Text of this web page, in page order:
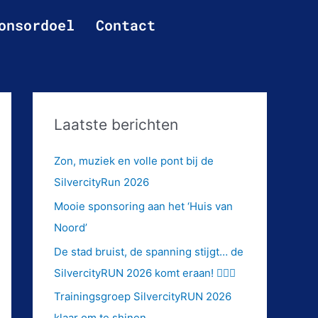
Contact
Laatste berichten
Zon, muziek en volle pont bij de
SilvercityRun 2026
Mooie sponsoring aan het ‘Huis van
Noord’
De stad bruist, de spanning stijgt… de
SilvercityRUN 2026 komt eraan! 🏃‍♂️✨
Trainingsgroep SilvercityRUN 2026